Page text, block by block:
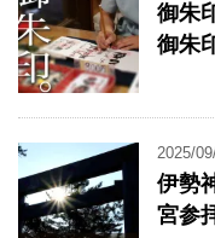
御朱
御朱
2025/
伊勢
宮参